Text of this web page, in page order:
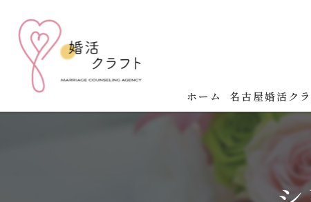
ホーム 名古屋婚活ク
名古屋婚活ク
婚活の成功法則